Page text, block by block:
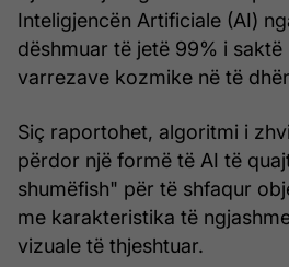
Inteligjencën Artificiale (AI)
dëshmuar të jetë 99% i saktë
varrezave kozmike në të
Siç raportohet, algoritmi i
përdor një formë të AI të
shumëfish" për të shfaqur
me karakteristika të
vizuale të thjeshtuar.